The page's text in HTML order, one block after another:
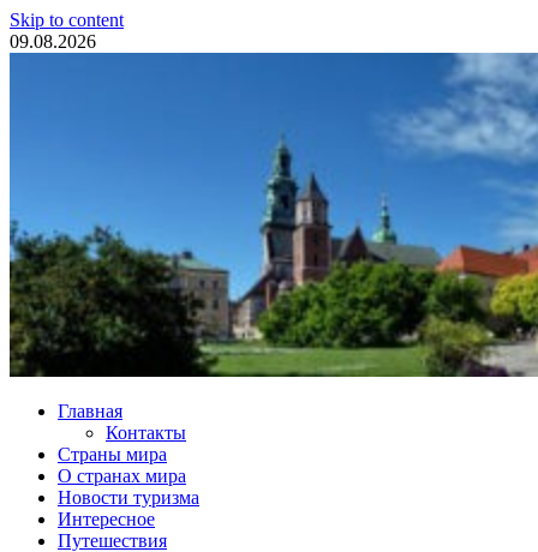
Skip to content
09.08.2026
Туристические новости
Главная
Контакты
Страны мира
О странах мира
Новости туризма
Интересное
Путешествия